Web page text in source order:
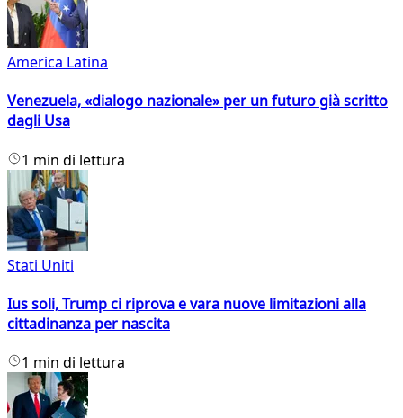
America Latina
Venezuela, «dialogo nazionale» per un futuro già scritto
dagli Usa
1 min di lettura
Stati Uniti
Ius soli, Trump ci riprova e vara nuove limitazioni alla
cittadinanza per nascita
1 min di lettura